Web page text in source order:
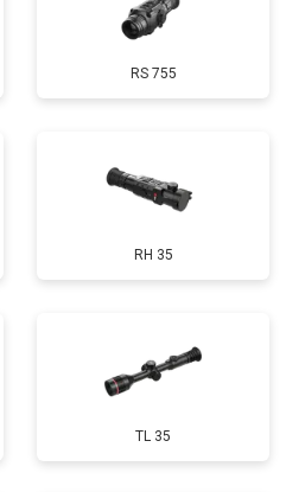
RS 755
RH 35
TL 35